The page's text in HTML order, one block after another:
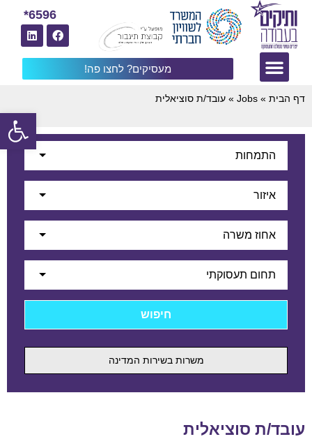
מעסיקים? לחצו פה!
6596*
דף הבית »
Jobs
» עובד/ת סוציאלית
התמחות
איזור
אחוז משרה
תחום תעסוקתי
משרות בשירות המדינה
עובד/ת סוציאלית